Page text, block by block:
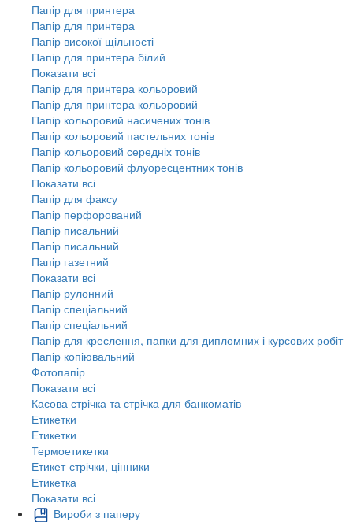
Папір для принтера
Папір для принтера
Папір високої щільності
Папір для принтера білий
Показати всі
Папір для принтера кольоровий
Папір для принтера кольоровий
Папір кольоровий насичених тонів
Папір кольоровий пастельних тонів
Папір кольоровий середніх тонів
Папір кольоровий флуоресцентних тонів
Показати всі
Папір для факсу
Папір перфорований
Папір писальний
Папір писальний
Папір газетний
Показати всі
Папір рулонний
Папір спеціальний
Папір спеціальний
Папір для креслення, папки для дипломних і курсових робіт
Папір копіювальний
Фотопапір
Показати всі
Касова стрічка та стрічка для банкоматів
Етикетки
Етикетки
Термоетикетки
Етикет-стрічки, цінники
Етикетка
Показати всі
Вироби з паперу